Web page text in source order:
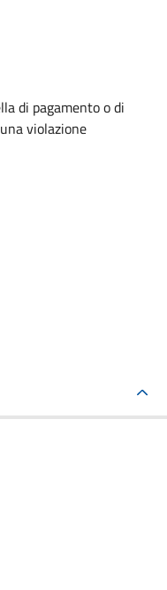
di pagamento o di
violazione